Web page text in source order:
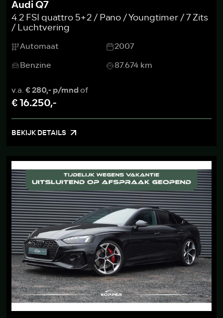
Audi Q7
4.2 FSI quattro 5+2 / Pano / Youngtimer / 7 Zits
/ Luchtvering
Automaat
2007
Benzine
87.674 km
v.a.€ 280,- p/mndof
€ 16.250,-
BEKIJK DETAILS